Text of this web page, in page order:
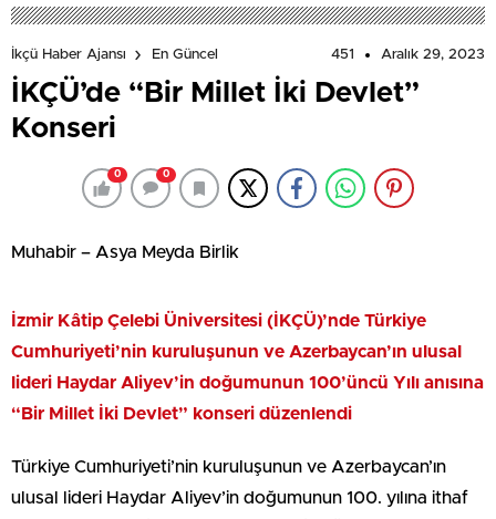
İkçü Haber Ajansı En Güncel 451 Aralık 29, 2023
İKÇÜ’de “Bir Millet İki Devlet”
Konseri
0 0
Muhabir – Asya Meyda Birlik
İzmir Kâtip Çelebi Üniversitesi (İKÇÜ)’nde Türkiye
Cumhuriyeti’nin kuruluşunun ve Azerbaycan’ın ulusal
lideri Haydar Aliyev’in doğumunun 100’üncü Yılı anısına
“Bir Millet İki Devlet” konseri düzenlendi
Türkiye Cumhuriyeti’nin kuruluşunun ve Azerbaycan’ın
ulusal lideri Haydar Aliyev’in doğumunun 100. yılına ithaf